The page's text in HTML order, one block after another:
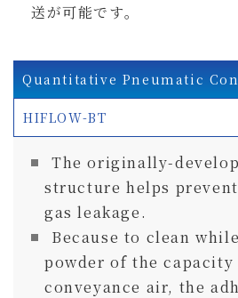
送が可能です。
Quantitative Pneumatic
HIFLOW-BT
The originally-
structure helps
gas leakage.
Because to clean
powder of the
conveyance air, the